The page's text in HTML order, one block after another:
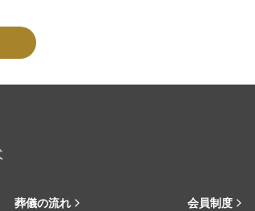
葬儀の流れ 会員制度